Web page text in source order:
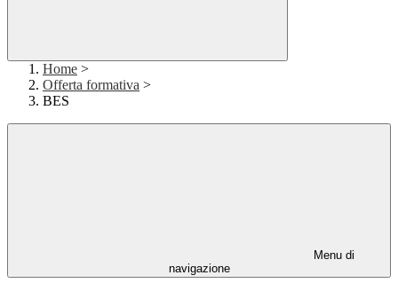
Home >
Offerta formativa >
BES
Menu di
navigazione